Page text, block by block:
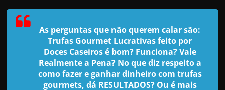
a
As perguntas que não querem calar são:
Trufas Gourmet Lucrativas feito por
Doces Caseirosé bom? Funciona? Vale
Realmente a Pena? No que diz respeito a
como fazer e ganhar dinheiro com trufas
gourmets, dá RESULTADOS? Ou é mais